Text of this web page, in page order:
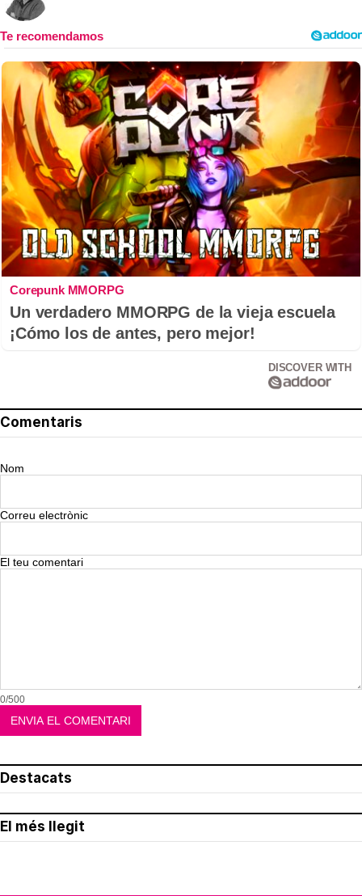
Corepunk MMORPG
Un verdadero MMORPG de la vieja escuela
¡Cómo los de antes, pero mejor!
DISCOVER WITH
Comentaris
Nom
Correu electrònic
El teu comentari
0/500
Destacats
El més llegit